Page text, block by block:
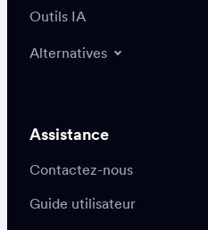
Outils IA
Alternatives
Assistance
Contactez-nous
Guide utilisateur